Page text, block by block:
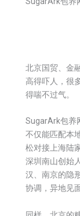
北京国贸、金
高得吓人，很
得喘不过气。
SugarArk包养
不仅能匹配本
松对接上海陆
深圳南山创始
汉、南京的隐
协调，异地见